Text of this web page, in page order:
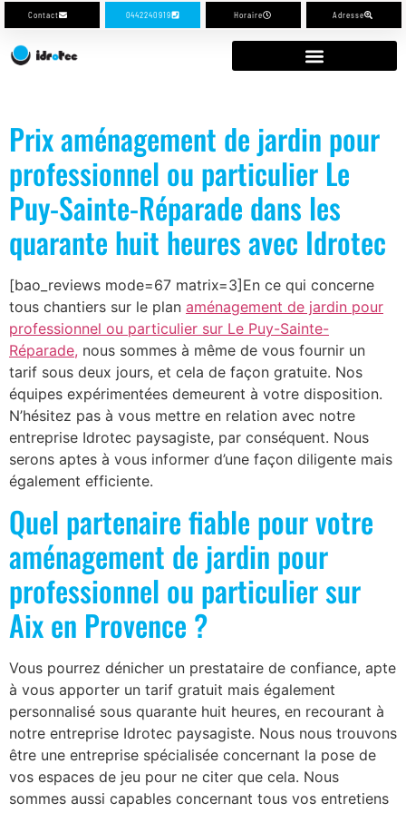
Contact 0442240919 Horaire Adresse
Prix aménagement de jardin pour
professionnel ou particulier Le
Puy-Sainte-Réparade dans les
quarante huit heures avec Idrotec
[bao_reviews mode=67 matrix=3]En ce qui concerne
tous chantiers sur le plan aménagement de jardin pour
professionnel ou particulier sur Le Puy-Sainte-
Réparade, nous sommes à même de vous fournir un
tarif sous deux jours, et cela de façon gratuite. Nos
équipes expérimentées demeurent à votre disposition.
N’hésitez pas à vous mettre en relation avec notre
entreprise Idrotec paysagiste, par conséquent. Nous
serons aptes à vous informer d’une façon diligente mais
également efficiente.
Quel partenaire fiable pour votre
aménagement de jardin pour
professionnel ou particulier sur
Aix en Provence ?
Vous pourrez dénicher un prestataire de confiance, apte
à vous apporter un tarif gratuit mais également
personnalisé sous quarante huit heures, en recourant à
notre entreprise Idrotec paysagiste. Nous nous trouvons
être une entreprise spécialisée concernant la pose de
vos espaces de jeu pour ne citer que cela. Nous
sommes aussi capables concernant tous vos entretiens